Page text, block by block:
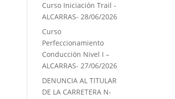
Curso Iniciación Trail -
ALCARRAS- 28/06/2026
Curso
Perfeccionamiento
Conducción Nivel I –
ALCARRAS- 27/06/2026
DENUNCIA AL TITULAR
DE LA CARRETERA N-